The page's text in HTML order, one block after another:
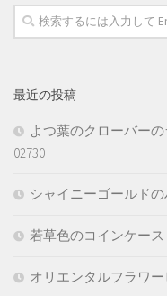
最近の投稿
よつ葉のクローバー
02730
シャイニーゴールドの
若草色のコインケース
オリエンタルフラワ